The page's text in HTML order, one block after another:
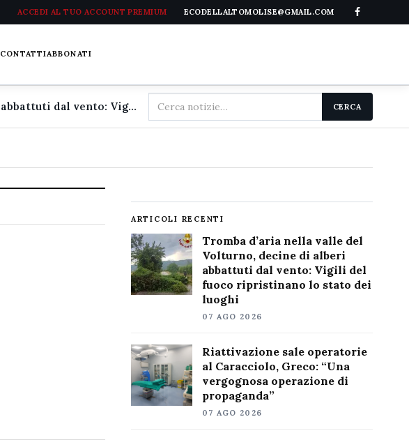
ACCEDI AL TUO ACCOUNT PREMIUM ECODELLALTOMOLISE@GMAIL.COM
CONTATTIABBONATI
Tromba d'aria nella valle del Volturno, decine di alberi abbattuti dal vento: Vigili del fuoco ripristinano lo stato dei luoghi
Cerca
nel
CERCA
ARTICOLI RECENTI
Tromba d’aria nella valle del
Volturno, decine di alberi
abbattuti dal vento: Vigili del
fuoco ripristinano lo stato dei
luoghi
07 AGO 2026
Riattivazione sale operatorie
al Caracciolo, Greco: “Una
vergognosa operazione di
propaganda”
07 AGO 2026